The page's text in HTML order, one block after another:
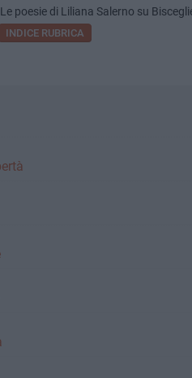
Le poesie di Liliana Salerno su
INDICE RUBRICA